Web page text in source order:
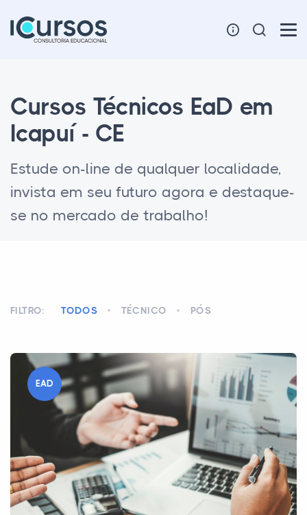
Cursos Técnicos EaD em
Icapuí - CE
Estude on-line de qualquer localidade,
invista em seu futuro agora e destaque-
se no mercado de trabalho!
FILTRO: TODOS TÉCNICO PÓS
EAD